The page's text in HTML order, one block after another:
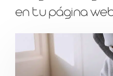
en tu página